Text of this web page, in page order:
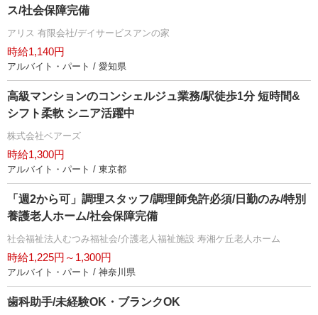
ス/社会保障完備
アリス 有限会社/デイサービスアンの家
時給1,140円
アルバイト・パート / 愛知県
高級マンションのコンシェルジュ業務/駅徒歩1分 短時間&
シフト柔軟 シニア活躍中
株式会社ベアーズ
時給1,300円
アルバイト・パート / 東京都
「週2から可」調理スタッフ/調理師免許必須/日勤のみ/特別
養護老人ホーム/社会保障完備
社会福祉法人むつみ福祉会/介護老人福祉施設 寿湘ケ丘老人ホーム
時給1,225円～1,300円
アルバイト・パート / 神奈川県
歯科助手/未経験OK・ブランクOK